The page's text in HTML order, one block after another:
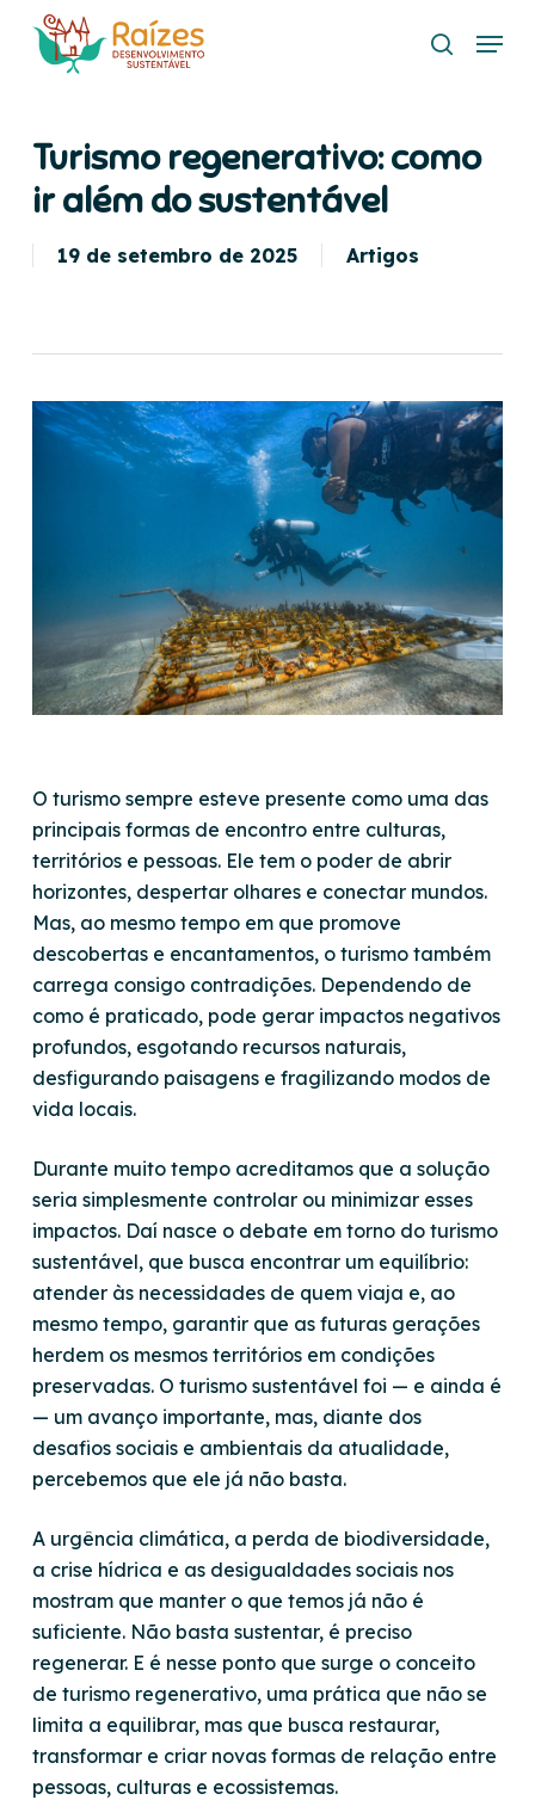
search
Menu
Turismo regenerativo: como
ir além do sustentável
19 de setembro de 2025 Artigos
O turismo sempre esteve presente como uma das
principais formas de encontro entre culturas,
territórios e pessoas. Ele tem o poder de abrir
horizontes, despertar olhares e conectar mundos.
Mas, ao mesmo tempo em que promove
descobertas e encantamentos, o turismo também
carrega consigo contradições. Dependendo de
como é praticado, pode gerar impactos negativos
profundos, esgotando recursos naturais,
desfigurando paisagens e fragilizando modos de
vida locais.
Durante muito tempo acreditamos que a solução
seria simplesmente controlar ou minimizar esses
impactos. Daí nasce o debate em torno do turismo
sustentável, que busca encontrar um equilíbrio:
atender às necessidades de quem viaja e, ao
mesmo tempo, garantir que as futuras gerações
herdem os mesmos territórios em condições
preservadas. O turismo sustentável foi — e ainda é
— um avanço importante, mas, diante dos
desafios sociais e ambientais da atualidade,
percebemos que ele já não basta.
A urgência climática, a perda de biodiversidade,
a crise hídrica e as desigualdades sociais nos
mostram que manter o que temos já não é
suficiente. Não basta sustentar, é preciso
regenerar. E é nesse ponto que surge o conceito
de turismo regenerativo, uma prática que não se
limita a equilibrar, mas que busca restaurar,
transformar e criar novas formas de relação entre
pessoas, culturas e ecossistemas.